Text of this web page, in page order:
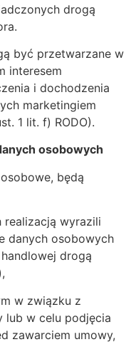
drogą
być przetwarzane w
interesem
i dochodzenia
marketingiem
1 lit. f) RODO).
osobowych
będą
wyrazili
danych osobowych
drogą
w związku z
lub w celu podjęcia
zawarciem umowy,